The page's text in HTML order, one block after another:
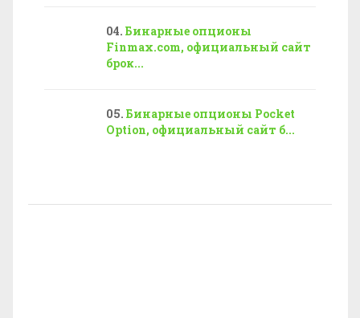
Бинарные опционы
Finmax.com, официальный сайт
брок...
Бинарные опционы Pocket
Option, официальный сайт б...